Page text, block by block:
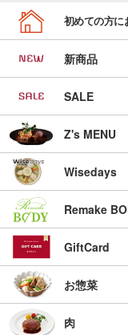
初めての方に
新商品
SALE
Z's MENU
Wisedays
Remake
GiftCard
お惣菜
肉